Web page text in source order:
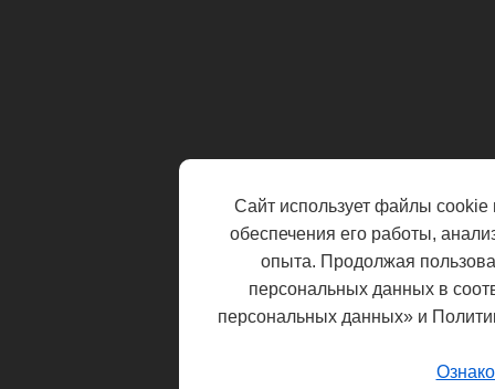
Сайт использует файлы cookie
обеспечения его работы,
опыта. Продолжая
персональных данных в
персональных данных» и